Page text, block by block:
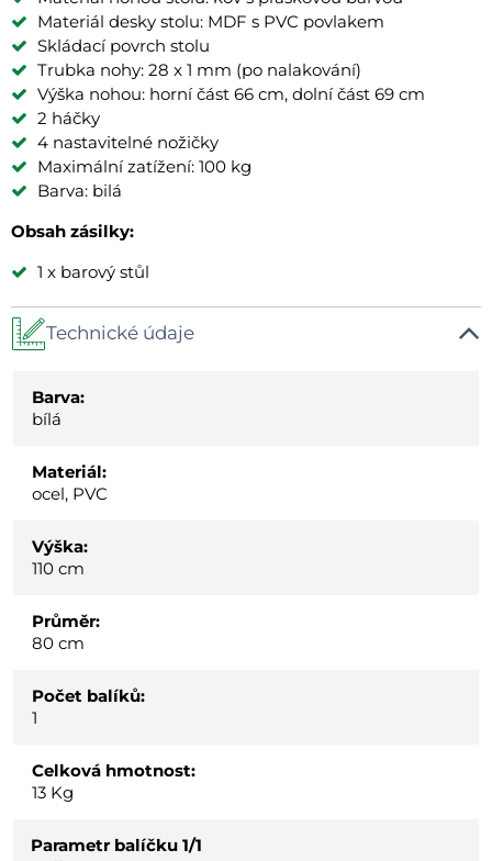
Materiál desky stolu: MDF s PVC povlakem
Skládací povrch stolu
Trubka nohy: 28 x 1 mm (po nalakování)
Výška nohou: horní část 66 cm, dolní část 69 cm
2 háčky
4 nastavitelné nožičky
Maximální zatížení: 100 kg
Barva: bilá
Obsah zásilky:
1 x barový stůl
Technické údaje
Barva:
bílá
Materiál:
ocel, PVC
Výška:
110 cm
Průměr:
80 cm
Počet balíků:
1
Celková hmotnost:
13 Kg
Parametr balíčku 1/1